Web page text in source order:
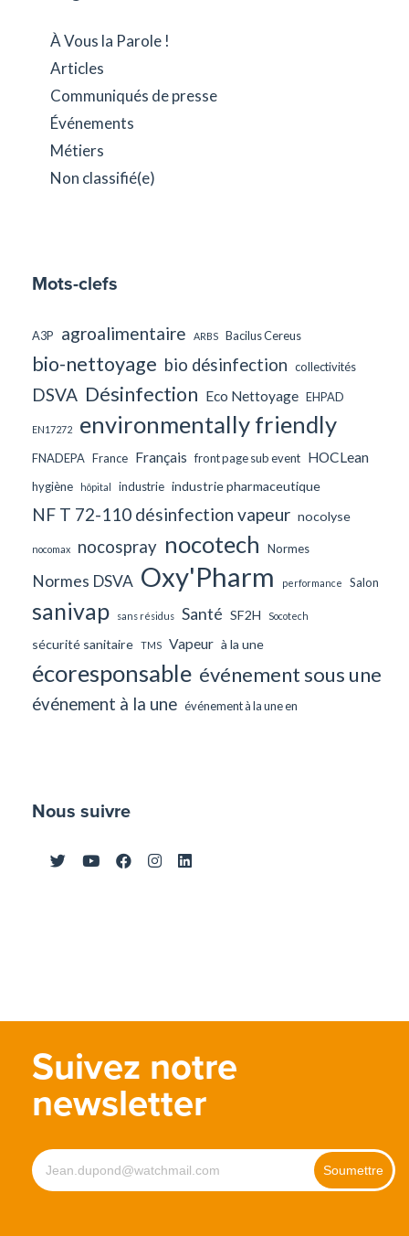
À Vous la Parole !
Articles
Communiqués de presse
Événements
Métiers
Non classifié(e)
Mots-clefs
A3P agroalimentaire ARBS Bacilus Cereus
bio-nettoyage bio désinfection collectivités
DSVA Désinfection Eco Nettoyage EHPAD
EN17272 environmentally friendly
FNADEPA France Français front page sub event HOCLean
hygiène hôpital industrie industrie pharmaceutique
NF T 72-110 désinfection vapeur nocolyse
nocomax nocospray nocotech Normes
Normes DSVA Oxy'Pharm performance Salon
sanivap sans résidus Santé SF2H Socotech
sécurité sanitaire TMS Vapeur à la une
écoresponsable événement sous une
événement à la une événement à la une en
Nous suivre
Suivez notre
newsletter